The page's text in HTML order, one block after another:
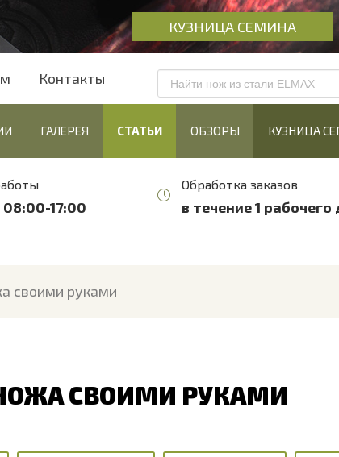
КУЗНИЦА СЕМИНА
Контакты
ГАЛЕРЕЯ СТАТЬИ ОБЗОРЫ КУЗНИЦА
17:00
Обработка заказов
в течение 1 рабочего
своими руками
СВОИМИ РУКАМИ